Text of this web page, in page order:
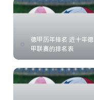
德甲历年排名 近十年德
甲联赛的排名表